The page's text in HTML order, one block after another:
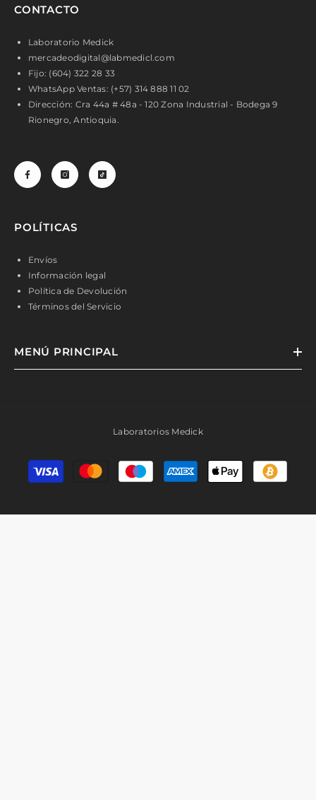
CONTACTO
Laboratorio Medick
mercadeodigital@labmedicl.com
Fijo: (604) 322 28 33
WhatsApp Ventas: (+57) 314 888 11 02
Dirección: Cra 44a # 48a - 120 Zona Industrial - Bodega 9
Rionegro, Antioquia.
POLÍTICAS
Envíos
Información legal
Política de Devolución
Términos del Servicio
MENÚ PRINCIPAL
Laboratorios Medick
Métodos
de